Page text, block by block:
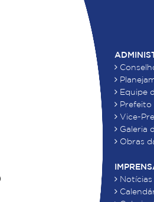
Equipe
Prefeito
Vice-
Galeria
Obras
Notícias